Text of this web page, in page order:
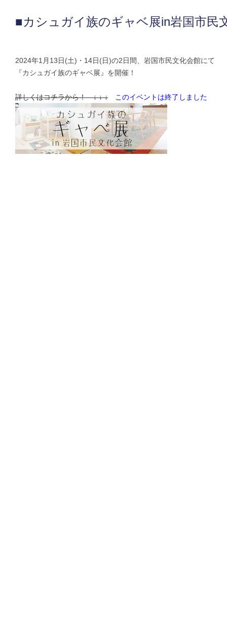
■カシュガイ族のギャベ展in岩国市
2024年1月13日(土)・14日(日)の2日間、岩国市民文化会館にて
『カシュガイ族のギャベ展』を開催！
詳しくはコチラから！ ↓ ↓ ↓ このイベントは終了しました